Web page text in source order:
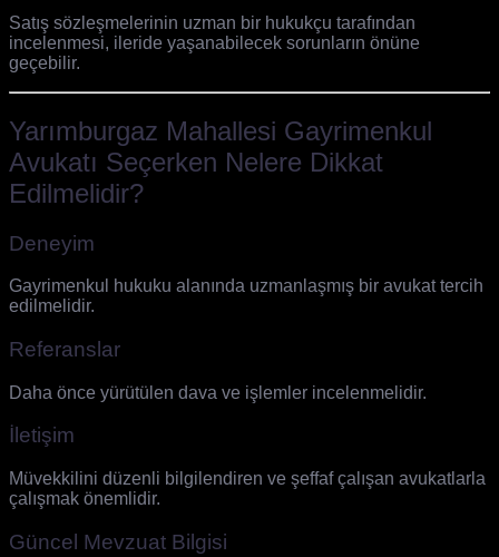
Satış sözleşmelerinin uzman bir hukukçu tarafından
incelenmesi, ileride yaşanabilecek sorunların önüne
geçebilir.
Yarımburgaz Mahallesi Gayrimenkul
Avukatı Seçerken Nelere Dikkat
Edilmelidir?
Deneyim
Gayrimenkul hukuku alanında uzmanlaşmış bir avukat tercih
edilmelidir.
Referanslar
Daha önce yürütülen dava ve işlemler incelenmelidir.
İletişim
Müvekkilini düzenli bilgilendiren ve şeffaf çalışan avukatlarla
çalışmak önemlidir.
Güncel Mevzuat Bilgisi